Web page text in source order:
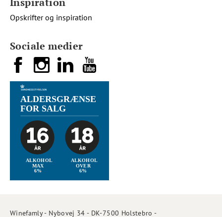
Sociale medier
Opskrifter og inspiration
Winefamly - Nybovej 34 - DK-7500 Holstebro -